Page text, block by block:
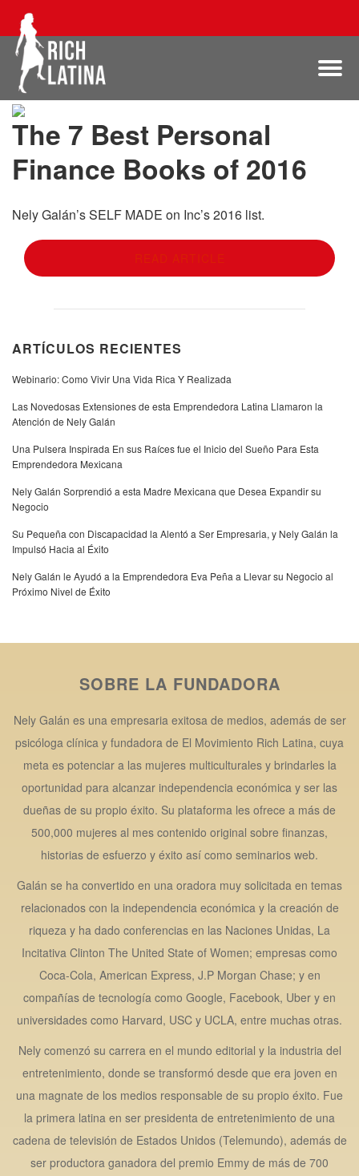
The 7 Best Personal
Finance Books of 2016
Nely Galán’s SELF MADE on Inc’s 2016 list.
ARTÍCULOS RECIENTES
Webinario: Como Vivir Una Vida Rica Y Realizada
Las Novedosas Extensiones de esta Emprendedora Latina Llamaron la
Atención de Nely Galán
Una Pulsera Inspirada En sus Raíces fue el Inicio del Sueño Para Esta
Emprendedora Mexicana
Nely Galán Sorprendió a esta Madre Mexicana que Desea Expandir su
Negocio
Su Pequeña con Discapacidad la Alentó a Ser Empresaria, y Nely Galán la
Impulsó Hacia al Éxito
Nely Galán le Ayudó a la Emprendedora Eva Peña a Llevar su Negocio al
Próximo Nivel de Éxito
SOBRE LA FUNDADORA
Nely Galán es una empresaria exitosa de medios, además de ser
psicóloga clínica y fundadora de El Movimiento Rich Latina, cuya
meta es potenciar a las mujeres multiculturales y brindarles la
oportunidad para alcanzar independencia económica y ser las
dueñas de su propio éxito. Su plataforma les ofrece a más de
500,000 mujeres al mes contenido original sobre finanzas,
historias de esfuerzo y éxito así como seminarios web.
Galán se ha convertido en una oradora muy solicitada en temas
relacionados con la independencia económica y la creación de
riqueza y ha dado conferencias en las Naciones Unidas, La
Incitativa Clinton The United State of Women; empresas como
Coca-Cola, American Express, J.P Morgan Chase; y en
compañías de tecnología como Google, Facebook, Uber y en
universidades como Harvard, USC y UCLA, entre muchas otras.
Nely comenzó su carrera en el mundo editorial y la industria del
entretenimiento, donde se transformó desde que era joven en
una magnate de los medios responsable de su propio éxito. Fue
la primera latina en ser presidenta de entretenimiento de una
cadena de televisión de Estados Unidos (Telemundo), además de
ser productora ganadora del premio Emmy de más de 700